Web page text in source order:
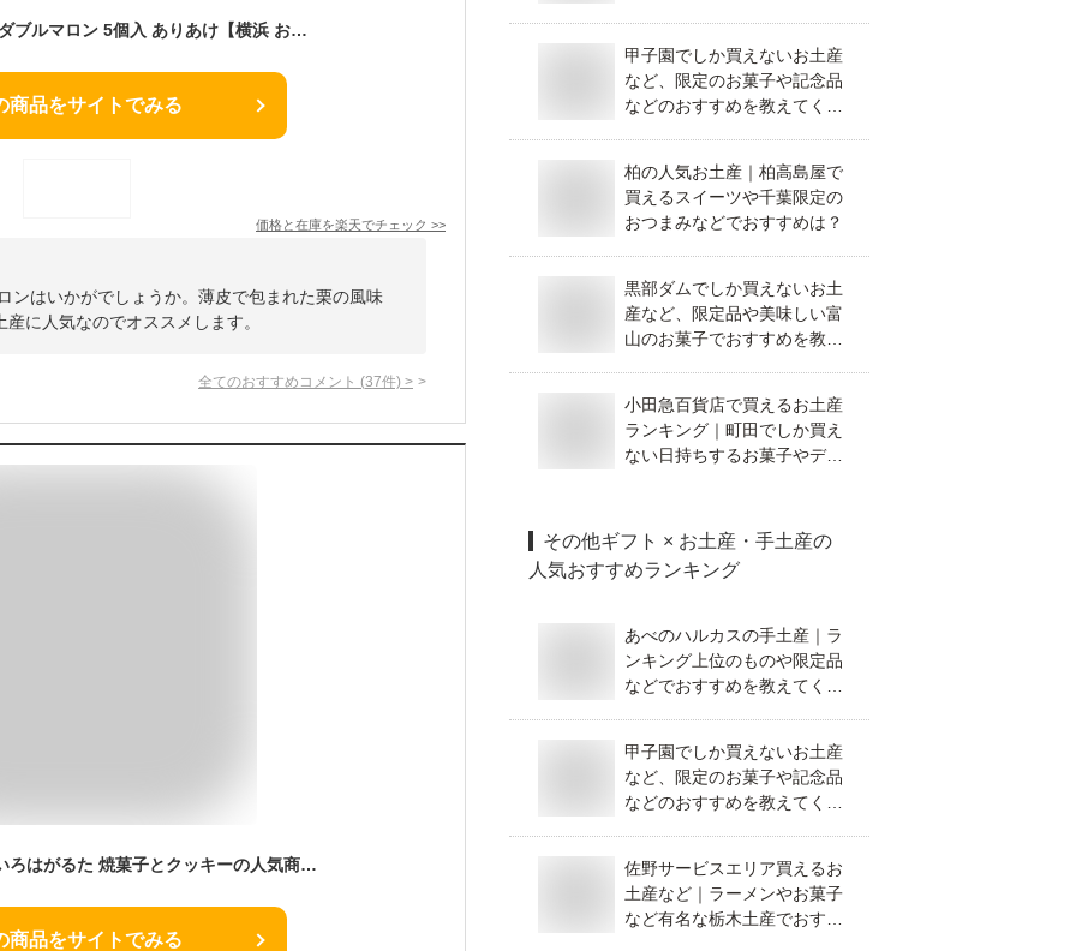
お菓子 横濱ハーバー ダブルマロン 5個入 ありあけ【横浜 お土産】｜横浜ハーバー 横浜 土産 焼菓子 おみやげ お菓子 洋菓子 お返し 挨拶 お礼 スイーツ 日持ち 小分け お返し 挨拶 冬ギフト 定番 帰省土産 お取り寄せ 手土産 贈り物 ギフト お取り寄せグルメ
商品をサイトでみる
価格と在庫を楽天でチェック >>
ンはいかがでしょうか。薄皮で包まれた栗の風味
に人気なのでオススメします。
全てのおすすめコメント (37件) >
母の日ギフト 海老名いろはがるた 焼菓子とクッキーの人気商品詰め合わせ 進物 手土産 ギフト スイーツ お祝い 人気 内祝い フロランタン ガレット マドレーヌ バウムクーヘン 抹茶ケーキ 神奈川 なでしこブランド 敬老の日 御年賀 ホワイトデー お中元 誕生日
商品をサイトでみる
甲子園でしか買えないお土産
など、限定のお菓子や記念品
などのおすすめを教えてくだ
柏の人気お土産｜柏高島屋で
買えるスイーツや千葉限定の
おつまみなどでおすすめは？
黒部ダムでしか買えないお土
産など、限定品や美味しい富
山のお菓子でおすすめを教え
小田急百貨店で買えるお土産
ランキング｜町田でしか買え
ない日持ちするお菓子やデパ
その他ギフト × お土産・手土産の
人気おすすめランキング
あべのハルカスの手土産｜ラ
ンキング上位のものや限定品
などでおすすめを教えてくだ
甲子園でしか買えないお土産
など、限定のお菓子や記念品
などのおすすめを教えてくだ
佐野サービスエリア買えるお
土産など｜ラーメンやお菓子
など有名な栃木土産でおすす